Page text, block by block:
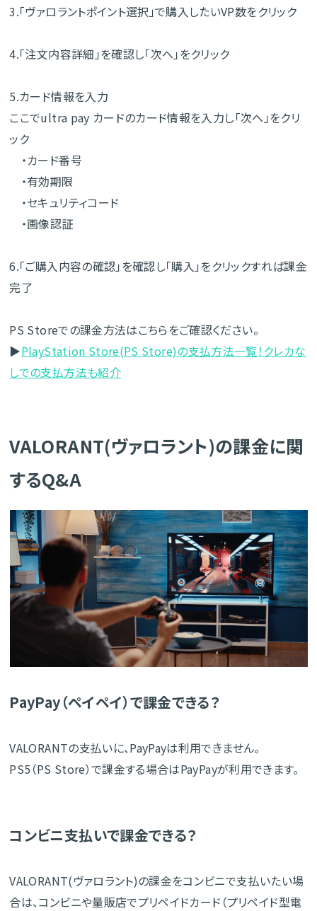
3.「ヴァロラントポイント選択」で購入したいVP数をクリック
4.「注文内容詳細」を確認し「次へ」をクリック
5.カード情報を入力
ここでultra pay カードのカード情報を入力し「次へ」をクリ
ック
・カード番号
・有効期限
・セキュリティコード
・画像認証
6.「ご購入内容の確認」を確認し「購入」をクリックすれば課金
完了
PS Storeでの課金方法はこちらをご確認ください。
▶PlayStation Store(PS Store)の支払方法一覧！クレカな
しでの支払方法も紹介
VALORANT(ヴァロラント)の課金に関
するQ&A
PayPay（ペイペイ）で課金できる？
VALORANTの支払いに、PayPayは利用できません。
PS5（PS Store）で課金する場合はPayPayが利用できます。
コンビニ支払いで課金できる？
VALORANT(ヴァロラント)の課金をコンビニで支払いたい場
合は、コンビニや量販店でプリペイドカード（プリペイド型電